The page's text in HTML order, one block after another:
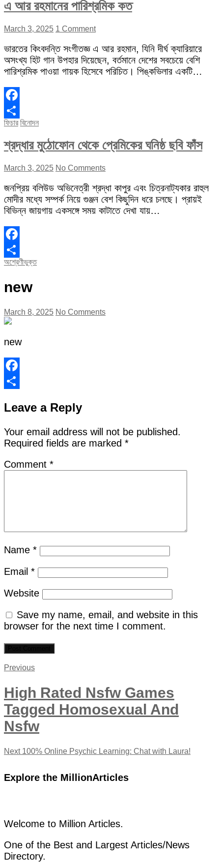
এ আর রহমানের পারিশ্রমিক কত
March 3, 2025 1 Comment
ভারতের কিংবদন্তি সংগীতজ্ঞ এ আর রহমান, যিনি দীর্ঘ ক্যারিয়ারে
অসংখ্য হিট গান উপহার দিয়েছেন, বর্তমানে দেশের সবচেয়ে বেশি
পারিশ্রমিক পাওয়া গায়ক হিসেবে পরিচিত। পিঙ্কভিলার একটি…
Facebook
Share
ফিচার বিনোদন
শ্রদ্ধার মুঠোফোন থেকে প্রেমিকের ঘনিষ্ঠ ছবি ফাঁস
March 3, 2025 No Comments
জনপ্রিয় বলিউড অভিনেত্রী শ্রদ্ধা কাপুর এবং চিত্রনাট্যকার রাহুল
মোদীর মধ্যে সম্পর্ক নিয়ে গুঞ্জন বেশ কিছুদিন ধরে চলছে। প্রায়ই
বিভিন্ন জায়গায় একসঙ্গে সময় কাটাতে দেখা যায়…
Facebook
Share
অশ্রেণীভুক্ত
new
March 8, 2025 No Comments
new
Facebook
Leave a Reply
Your email address will not be published.
Required fields are marked *
Comment *
Name *
Email *
Website
Save my name, email, and website in this
browser for the next time I comment.
Post
navigation
PreviousPrevious
High Rated Nsfw Games
Tagged Homosexual And
Nsfw
Next Next
100% Online Psychic Learning: Chat with Laura!
Explore the MillionArticles
Welcome to Million Articles.
One of the Best and Largest Articles/News
Directory.